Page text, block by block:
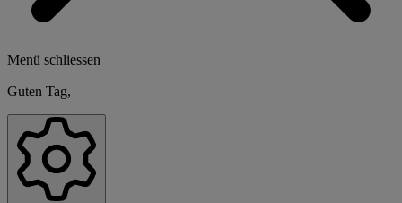
Menü schliessen
Guten Tag,